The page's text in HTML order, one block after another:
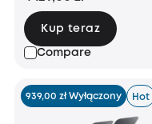
Compare
Kup teraz
939,00 zł Wyłączony Hot